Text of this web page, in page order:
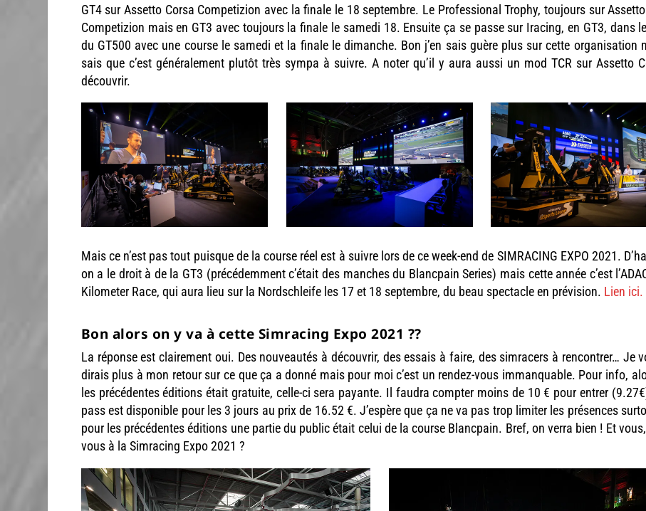
GT4 sur Assetto Corsa Competizion avec la finale le 18 septembre. Le Professional Trophy, toujours sur
Competizion mais en GT3 avec toujours la finale le samedi 18. Ensuite ça se passe sur Iracing, en GT3, dans
du GT500 avec une course le samedi et la finale le dimanche. Bon j’en sais guère plus sur cette organisation
sais que c’est généralement plutôt très sympa à suivre. A noter qu’il y aura aussi un mod TCR sur Assetto
découvrir.
Mais ce n’est pas tout puisque de la course réel est à suivre lors de ce week-end de SIMRACING EXPO 2021.
on a le droit à de la GT3 (précédemment c’était des manches du Blancpain Series) mais cette année c’est
Kilometer Race, qui aura lieu sur la Nordschleife les 17 et 18 septembre, du beau spectacle en prévision. Lien ici.
Bon alors on y va à cette Simracing Expo 2021 ??
La réponse est clairement oui. Des nouveautés à découvrir, des essais à faire, des simracers à rencontrer… Je
dirais plus à mon retour sur ce que ça a donné mais pour moi c’est un rendez-vous immanquable. Pour info,
les précédentes éditions était gratuite, celle-ci sera payante. Il faudra compter moins de 10 € pour entrer
pass est disponible pour les 3 jours au prix de 16.52 €. J’espère que ça ne va pas trop limiter les présences
pour les précédentes éditions une partie du public était celui de la course Blancpain. Bref, on verra bien ! Et
vous à la Simracing Expo 2021 ?